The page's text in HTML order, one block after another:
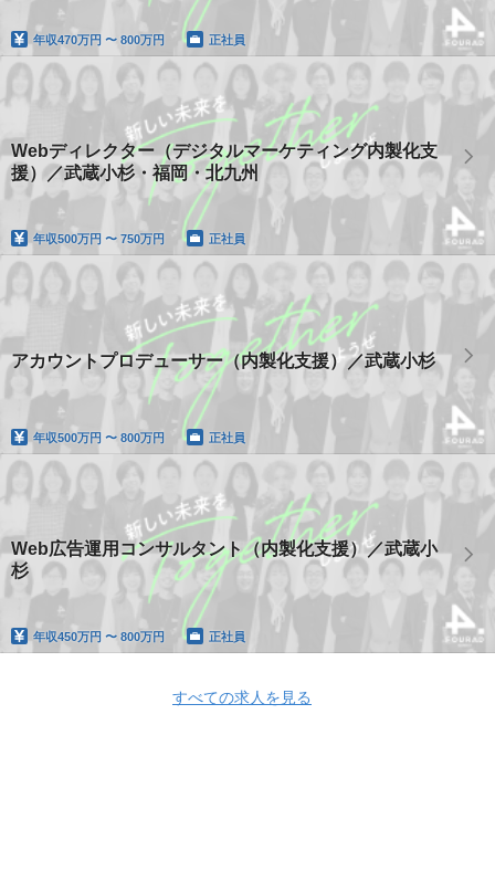
年収470万円 〜 800万円 正社員
Webディレクター（デジタルマーケティング内製化支
援）／武蔵小杉・福岡・北九州
年収500万円 〜 750万円 正社員
アカウントプロデューサー（内製化支援）／武蔵小杉
年収500万円 〜 800万円 正社員
Web広告運用コンサルタント（内製化支援）／武蔵小
杉
年収450万円 〜 800万円 正社員
すべての求人を見る